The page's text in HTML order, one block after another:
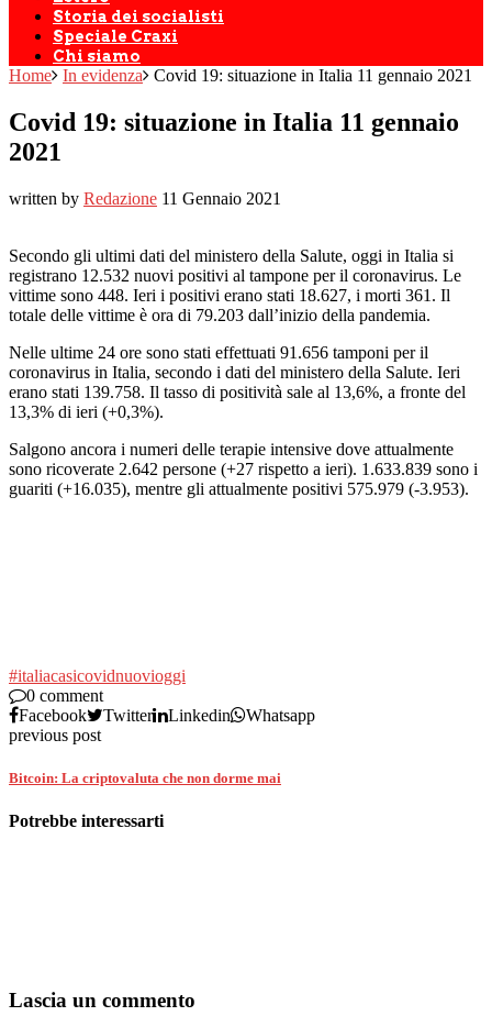
Storia dei socialisti
Speciale Craxi
Chi siamo
Home In evidenza Covid 19: situazione in Italia 11 gennaio 2021
Covid 19: situazione in Italia 11 gennaio
2021
written by Redazione 11 Gennaio 2021
Secondo gli ultimi dati del ministero della Salute, oggi in Italia si
registrano 12.532 nuovi positivi al tampone per il coronavirus. Le
vittime sono 448. Ieri i positivi erano stati 18.627, i morti 361. Il
totale delle vittime è ora di 79.203 dall’inizio della pandemia.
Nelle ultime 24 ore sono stati effettuati 91.656 tamponi per il
coronavirus in Italia, secondo i dati del ministero della Salute. Ieri
erano stati 139.758. Il tasso di positività sale al 13,6%, a fronte del
13,3% di ieri (+0,3%).
Salgono ancora i numeri delle terapie intensive dove attualmente
sono ricoverate 2.642 persone (+27 rispetto a ieri). 1.633.839 sono i
guariti (+16.035), mentre gli attualmente positivi 575.979 (-3.953).
#italiacasicovidnuovioggi
0 comment
Facebook
Twitter Linkedin
Whatsapp
previous post
Bitcoin: La criptovaluta che non dorme mai
Potrebbe interessarti
Lascia un commento